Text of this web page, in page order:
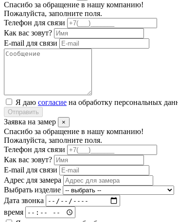
Спасибо за обращение в нашу компанию!
Пожалуйста, заполните поля.
Телефон для связи
Как вас зовут?
E-mail для связи
Я даю согласие на обработку персональных
Отправить
Заявка на замер ×
Спасибо за обращение в нашу компанию!
Пожалуйста, заполните поля.
Телефон для связи
Как вас зовут?
E-mail для связи
Адрес для замера
Выбрать изделие
Дата звонка
время